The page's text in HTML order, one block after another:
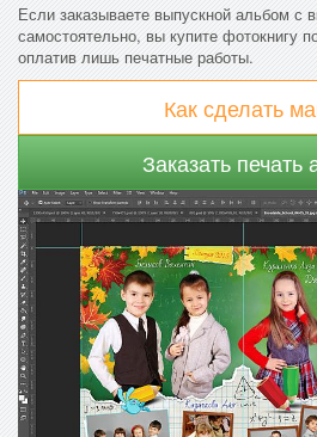
Если заказываете выпускной альбом с
самостоятельно, вы купите фотокнигу
оплатив лишь печатные работы.
Как сделать
Заказать печать